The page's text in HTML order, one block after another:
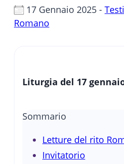
17 Gennaio 2025 -
Romano
Liturgia del 17
Sommario
Letture del rito
Invitatorio